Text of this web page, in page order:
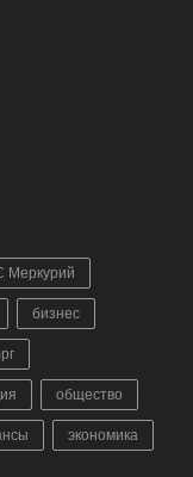
Меркурий
бизнес
общество
экономика